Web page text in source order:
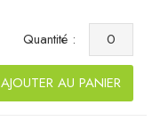
Quantité :
AJOUTER AU PANIER